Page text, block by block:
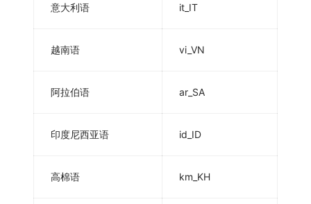
意大利语 it_IT
越南语 vi_VN
阿拉伯语 ar_SA
印度尼西亚语 id_ID
高棉语 km_KH